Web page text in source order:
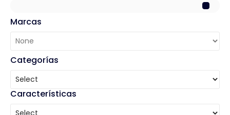
Marcas
Categorías
Características